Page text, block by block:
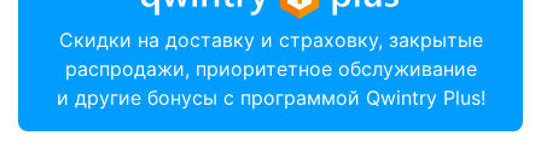
Скидки на доставку и страховку, закрытые
распродажи, приоритетное обслуживание
и другие бонусы с программой Qwintry Plus!